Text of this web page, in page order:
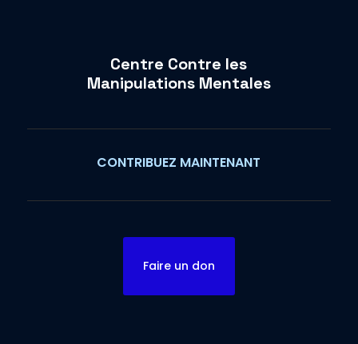
Centre Contre les
Manipulations Mentales
CONTRIBUEZ MAINTENANT
Faire un don